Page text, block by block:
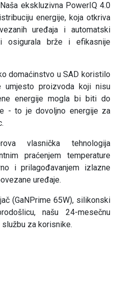
Naša ekskluzivna PowerIQ 4.0
energije, koja otkriva
uređaja i automatski
osigurala brže i efikasnije
domaćinstvo u SAD koristilo
umjesto proizvoda koji nisu
energije mogla bi biti do
- to je dovoljno energije za
vlasnička tehnologija
praćenjem temperature
i prilagođavanjem izlazne
uređaje.
(GaNPrime 65W), silikonski
našu 24-mesečnu
za korisnike.